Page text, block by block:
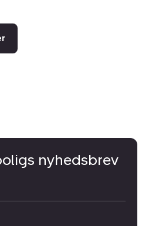
nyhedsbrev